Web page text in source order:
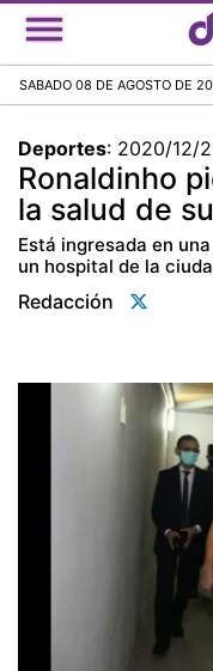
SABADO 08 DE AGOSTO DE
Deportes: 2020/12/
Ronaldinho
la salud de
Está ingresada en
un hospital de la
Redacción